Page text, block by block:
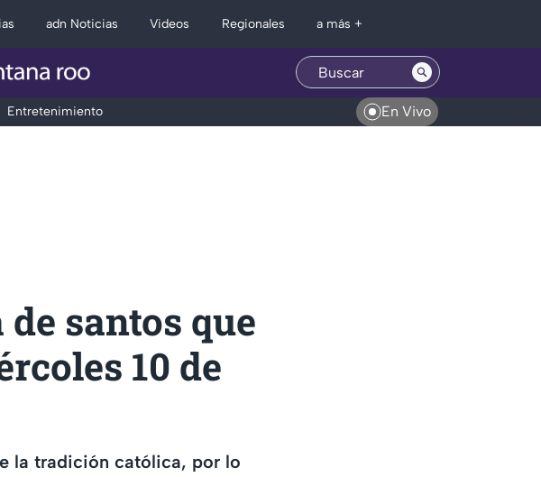
adn Noticias Videos Regionales a más +
Entretenimiento En Vivo
santos que
10 de
la tradición católica, por lo